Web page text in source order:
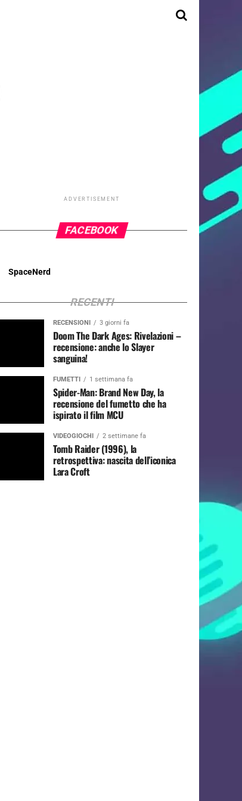
ADVERTISEMENT
FACEBOOK
SpaceNerd
RECENTI
RECENSIONI 3 giorni fa
Doom The Dark Ages: Rivelazioni –
recensione: anche lo Slayer
sanguina!
FUMETTI 1 settimana fa
Spider-Man: Brand New Day, la
recensione del fumetto che ha
ispirato il film MCU
VIDEOGIOCHI 2 settimane fa
Tomb Raider (1996), la
retrospettiva: nascita dell’iconica
Lara Croft